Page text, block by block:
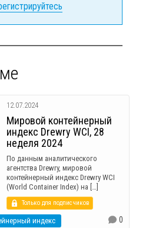
12.07.2024
Мировой контейнерный
индекс Drewry WCI, 28
неделя 2024
По данным аналитического
агентства Drewry, мировой
контейнерный индекс Drewry WCI
(World Container Index) на […]
Только для подписчиков
индекс 0